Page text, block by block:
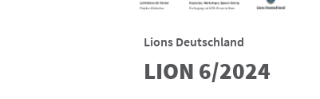
Lions Deutschland
LION 6/2024